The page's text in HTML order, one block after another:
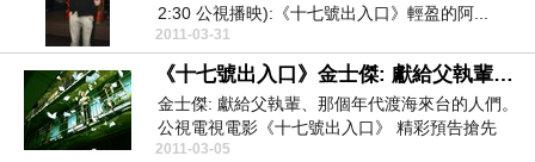
2:30 公視播映):《十七號出入口》輕盈的阿...
2011-03-31
《十七號出入口》金士傑: 獻給父執輩、那個年代渡海來台的人們
金士傑: 獻給父執輩、那個年代渡海來台的人們。
公視電視電影《十七號出入口》 精彩預告搶先
看:http...
2011-03-05